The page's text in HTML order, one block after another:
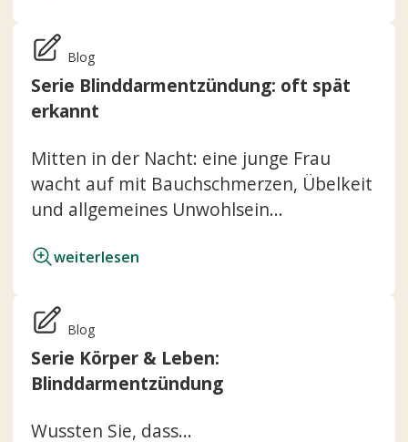
Blog
Serie Blinddarmentzündung: oft spät
erkannt
Mitten in der Nacht: eine junge Frau
wacht auf mit Bauchschmerzen, Übelkeit
und allgemeines Unwohlsein...
weiterlesen
Blog
Serie Körper & Leben:
Blinddarmentzündung
Wussten Sie, dass...